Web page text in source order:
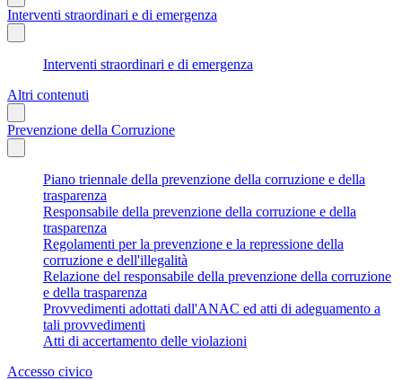
Interventi straordinari e di emergenza
Interventi straordinari e di emergenza
Altri contenuti
Prevenzione della Corruzione
Piano triennale della prevenzione della corruzione e della
trasparenza
Responsabile della prevenzione della corruzione e della
trasparenza
Regolamenti per la prevenzione e la repressione della
corruzione e dell'illegalità
Relazione del responsabile della prevenzione della corruzione
e della trasparenza
Provvedimenti adottati dall'ANAC ed atti di adeguamento a
tali provvedimenti
Atti di accertamento delle violazioni
Accesso civico